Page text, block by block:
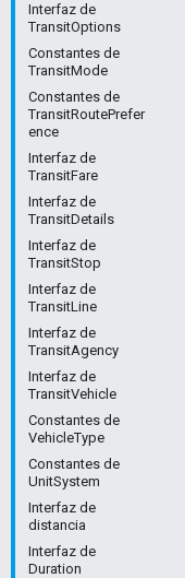
Interfaz de
TransitOptions
Constantes de
TransitMode
Constantes de
TransitRoutePrefer
ence
Interfaz de
TransitFare
Interfaz de
TransitDetails
Interfaz de
TransitStop
Interfaz de
TransitLine
Interfaz de
TransitAgency
Interfaz de
TransitVehicle
Constantes de
VehicleType
Constantes de
UnitSystem
Interfaz de
distancia
Interfaz de
Duration